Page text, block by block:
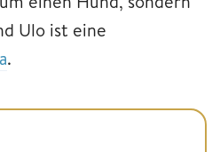
Ulo ist eine
.